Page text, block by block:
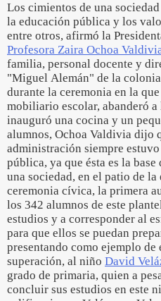
Los cimientos de una
la educación pública y los
entre otros, afirmó la
Profesora Zaira Ochoa
familia, personal docente y
"Miguel Alemán" de la
durante la ceremonia en la
mobiliario escolar, abanderó
inauguró una cocina y un
alumnos, Ochoa Valdivia dijo
administración siempre
pública, ya que ésta es la
una sociedad, en el patio de la
ceremonia cívica, la primera
los 342 alumnos de este
estudios y a corresponder al
para que ellos se puedan
presentando como ejemplo
superación, al niño David
grado de primaria, quien a
concluir sus estudios en este